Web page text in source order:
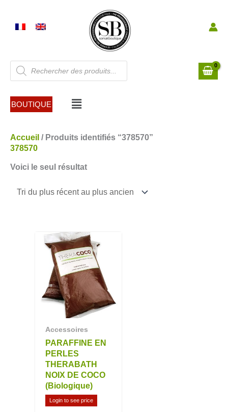
contenu
Recherche
de
produits
BOUTIQUE Menu
Accueil / Produits identifiés “378570”
378570
Voici le seul résultat
Accessoires
PARAFFINE EN
PERLES
THERABATH
NOIX DE COCO
(Biologique)
Login to see price